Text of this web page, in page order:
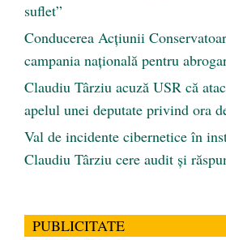
suflet”
Conducerea Acțiunii
campania națională pentru
Claudiu Târziu acuză USR că
apelul unei deputate privind ora
Val de incidente cibernetice în
Claudiu Târziu cere audit și
PUBLICITATE